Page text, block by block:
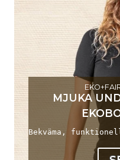
MJUKA
Bekväma,